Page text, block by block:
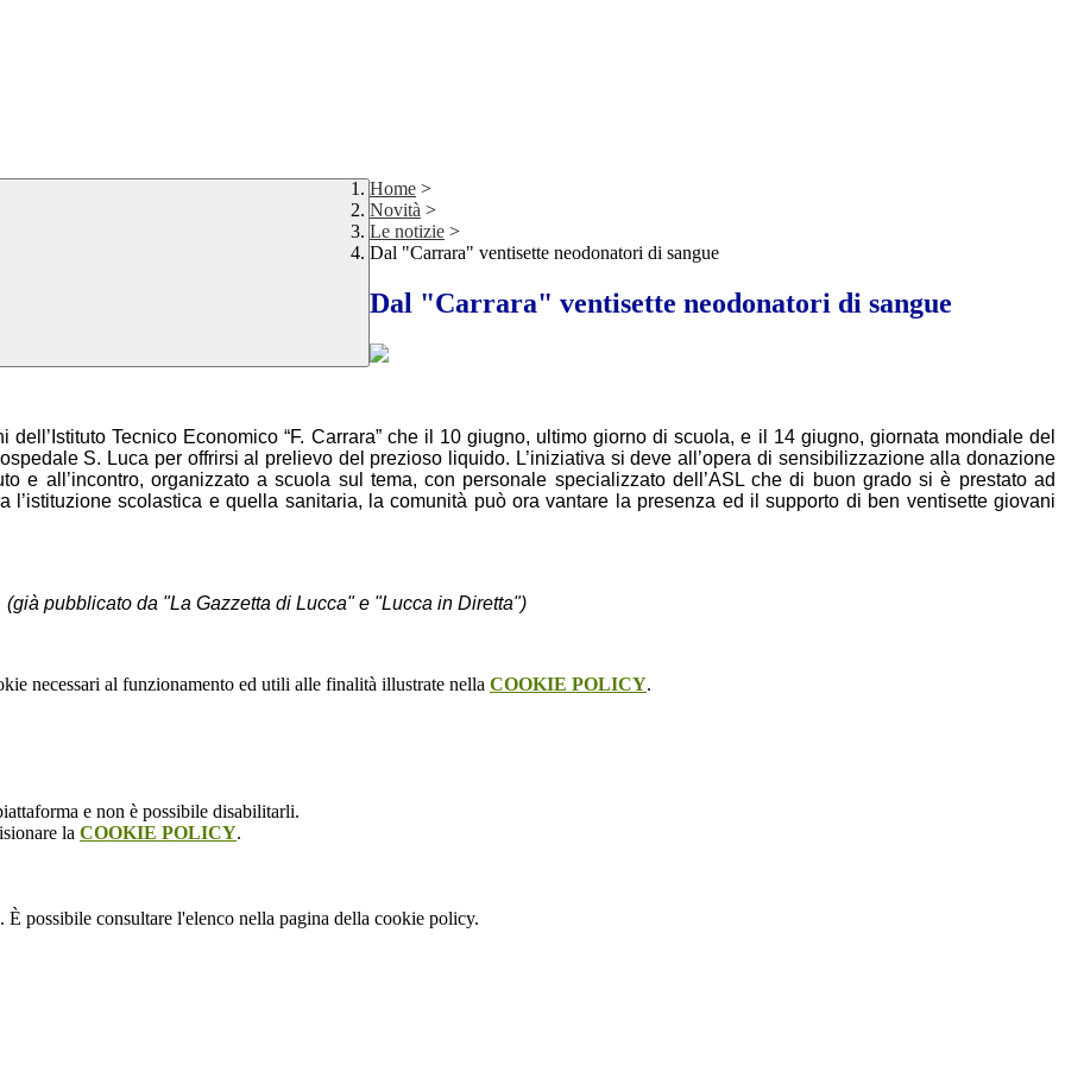
Home >
Novità >
Le notizie >
Dal "Carrara" ventisette neodonatori di sangue
Dal "Carrara" ventisette neodonatori di sangue
Tecnico Economico “F. Carrara” che il 10 giugno, ultimo giorno di scuola, e il 14 giugno, giornata mondiale del
S. Luca per offrirsi al prelievo del prezioso liquido. L’iniziativa si deve all’opera di sensibilizzazione alla donazione
e all’incontro, organizzato a scuola sul tema, con personale specializzato dell’ASL che di buon grado si è prestato ad
l’istituzione scolastica e quella sanitaria, la comunità può ora vantare la presenza ed il supporto di ben ventisette giovani
(già pubblicato da "La Gazzetta di Lucca" e "Lucca in Diretta")
necessari al funzionamento ed utili alle finalità illustrate nella COOKIE POLICY.
e non è possibile disabilitarli.
la COOKIE POLICY.
possibile consultare l'elenco nella pagina della cookie policy.